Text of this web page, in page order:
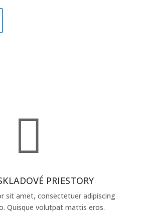

PRIESTORY
sit amet, consectetuer adipiscing
Quisque volutpat mattis eros.